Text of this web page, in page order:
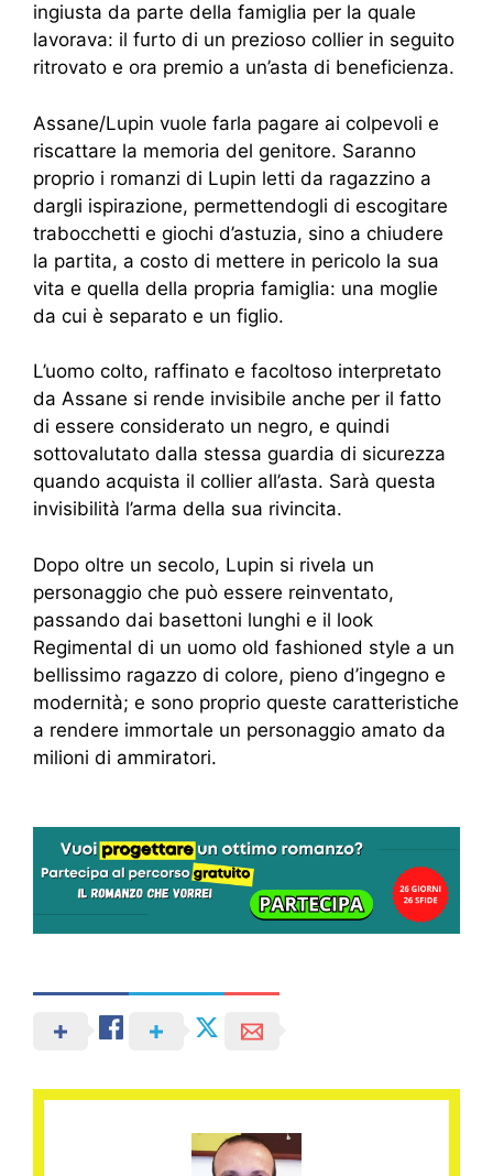
ingiusta da parte della famiglia per la quale
lavorava: il furto di un prezioso collier in seguito
ritrovato e ora premio a un’asta di beneficienza.
Assane/Lupin vuole farla pagare ai colpevoli e
riscattare la memoria del genitore. Saranno
proprio i romanzi di Lupin letti da ragazzino a
dargli ispirazione, permettendogli di escogitare
trabocchetti e giochi d’astuzia, sino a chiudere
la partita, a costo di mettere in pericolo la sua
vita e quella della propria famiglia: una moglie
da cui è separato e un figlio.
L’uomo colto, raffinato e facoltoso interpretato
da Assane si rende invisibile anche per il fatto
di essere considerato un negro, e quindi
sottovalutato dalla stessa guardia di sicurezza
quando acquista il collier all’asta. Sarà questa
invisibilità l’arma della sua rivincita.
Dopo oltre un secolo, Lupin si rivela un
personaggio che può essere reinventato,
passando dai basettoni lunghi e il look
Regimental di un uomo old fashioned style a un
bellissimo ragazzo di colore, pieno d’ingegno e
modernità; e sono proprio queste caratteristiche
a rendere immortale un personaggio amato da
milioni di ammiratori.